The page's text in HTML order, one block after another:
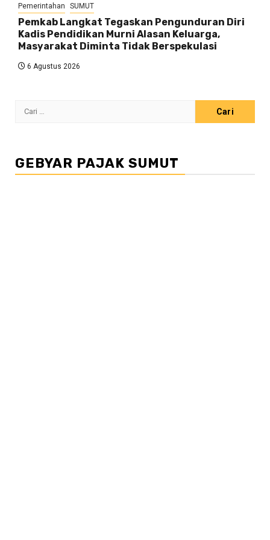
Pemerintahan SUMUT
Pemkab Langkat Tegaskan Pengunduran Diri
Kadis Pendidikan Murni Alasan Keluarga,
Masyarakat Diminta Tidak Berspekulasi
6 Agustus 2026
Cari
GEBYAR PAJAK SUMUT